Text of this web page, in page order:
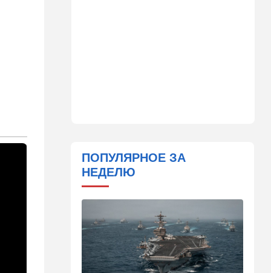
Бен-Гурион после войны:
новые правила,
безопасность и советы
Здоровье
Какие продукты помогают
легче переносить стресс:
что выяснили ученые
ПОПУЛЯРНОЕ ЗА
НЕДЕЛЮ